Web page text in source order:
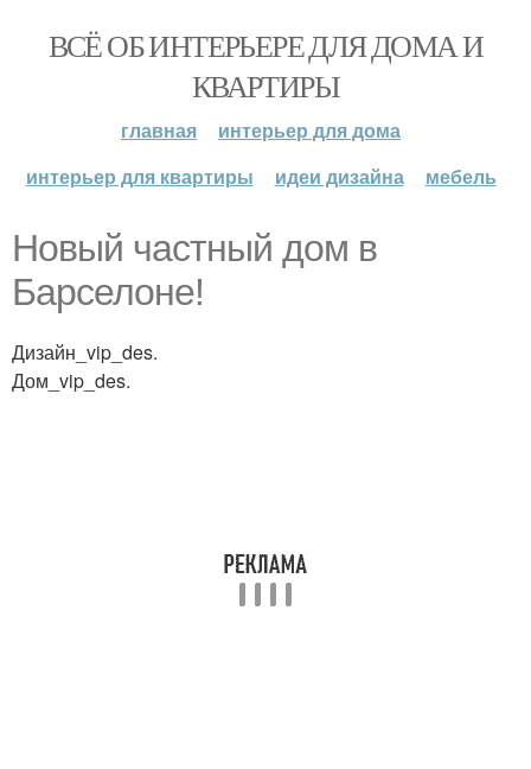
ВСЁ ОБ ИНТЕРЬЕРЕ ДЛЯ ДОМА И
КВАРТИРЫ
главная
интерьер для дома
интерьер для квартиры
идеи дизайна мебель
Новый частный дом в
Барселоне!
Дизайн_vip_des.
Дом_vip_des.